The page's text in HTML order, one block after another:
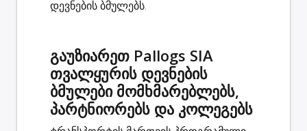
დევნების ბმულებს.
გაუზიარეთ Pallogs SIA
თვალყურის დევნების
ბმულები მომხმარებლებს,
პარტნიორებს და კოლეგებს